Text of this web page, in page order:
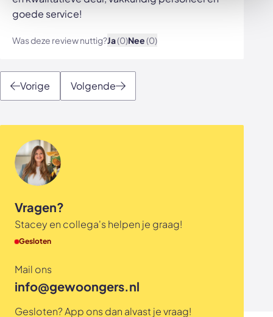
goede service!
Was deze review nuttig?Ja(0)Nee(0)
Vorige Volgende
Vragen?
Stacey en collega's helpen je graag!
Gesloten
Mail ons
info@gewoongers.nl
Gesloten? App ons dan alvast je vraag!